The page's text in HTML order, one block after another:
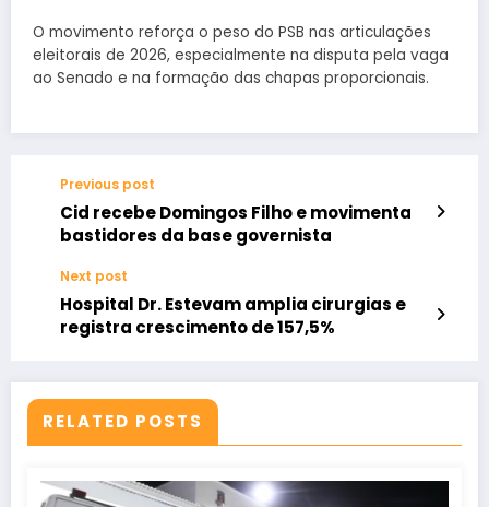
O movimento reforça o peso do PSB nas articulações
eleitorais de 2026, especialmente na disputa pela vaga
ao Senado e na formação das chapas proporcionais.
Previous post
Cid recebe Domingos Filho e movimenta
bastidores da base governista
Next post
Hospital Dr. Estevam amplia cirurgias e
registra crescimento de 157,5%
RELATED POSTS